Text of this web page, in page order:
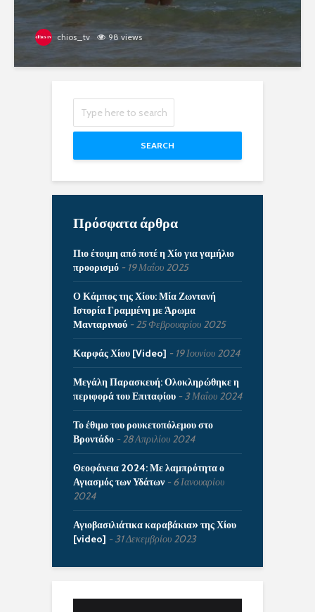
chios_tv 98 views
SEARCH
Πρόσφατα άρθρα
Πιο έτοιμη από ποτέ η Χίο για γαμήλιο
προορισμό
19 Μαΐου 2025
Ο Κάμπος της Χίου: Μία Ζωντανή
Ιστορία Γραμμένη με Άρωμα
Μανταρινιού
25 Φεβρουαρίου 2025
Καρφάς Χίου [Video] 19 Ιουνίου 2024
Μεγάλη Παρασκευή: Ολοκληρώθηκε η
περιφορά του Επιταφίου
3 Μαΐου 2024
Το έθιμο του ρουκετοπόλεμου στο
Βροντάδο
28 Απριλίου 2024
Θεοφάνεια 2024: Με λαμπρότητα ο
Αγιασμός των Υδάτων
6 Ιανουαρίου
2024
Αγιοβασιλιάτικα καραβάκια» της Χίου
[video]
31 Δεκεμβρίου 2023